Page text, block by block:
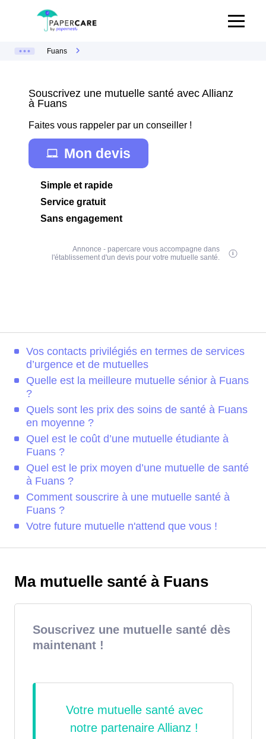
Fuans
Souscrivez une mutuelle santé avec Allianz
à Fuans
Faites vous rappeler par un conseiller !
Mon devis
Simple et rapide
Service gratuit
Sans engagement
Annonce - papercare vous accompagne dans
l'établissement d'un devis pour votre mutuelle santé.
Vos contacts privilégiés en termes de services
d’urgence et de mutuelles
Quelle est la meilleure mutuelle sénior à Fuans
?
Quels sont les prix des soins de santé à Fuans
en moyenne ?
Quel est le coût d’une mutuelle étudiante à
Fuans ?
Quel est le prix moyen d’une mutuelle de santé
à Fuans ?
Comment souscrire à une mutuelle santé à
Fuans ?
Votre future mutuelle n'attend que vous !
Ma mutuelle santé à Fuans
Souscrivez une mutuelle santé dès
maintenant !